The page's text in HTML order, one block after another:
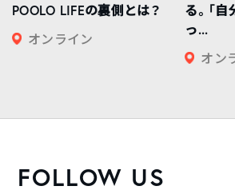
POOLO LIFEの裏側とは？
オンライン
る。「
っ...
オン
FOLLOW US